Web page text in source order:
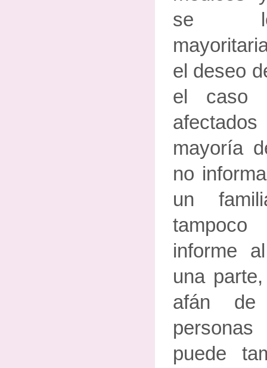
se
el deseo
el caso
mayoría
no
un
informe
una
afán
puede